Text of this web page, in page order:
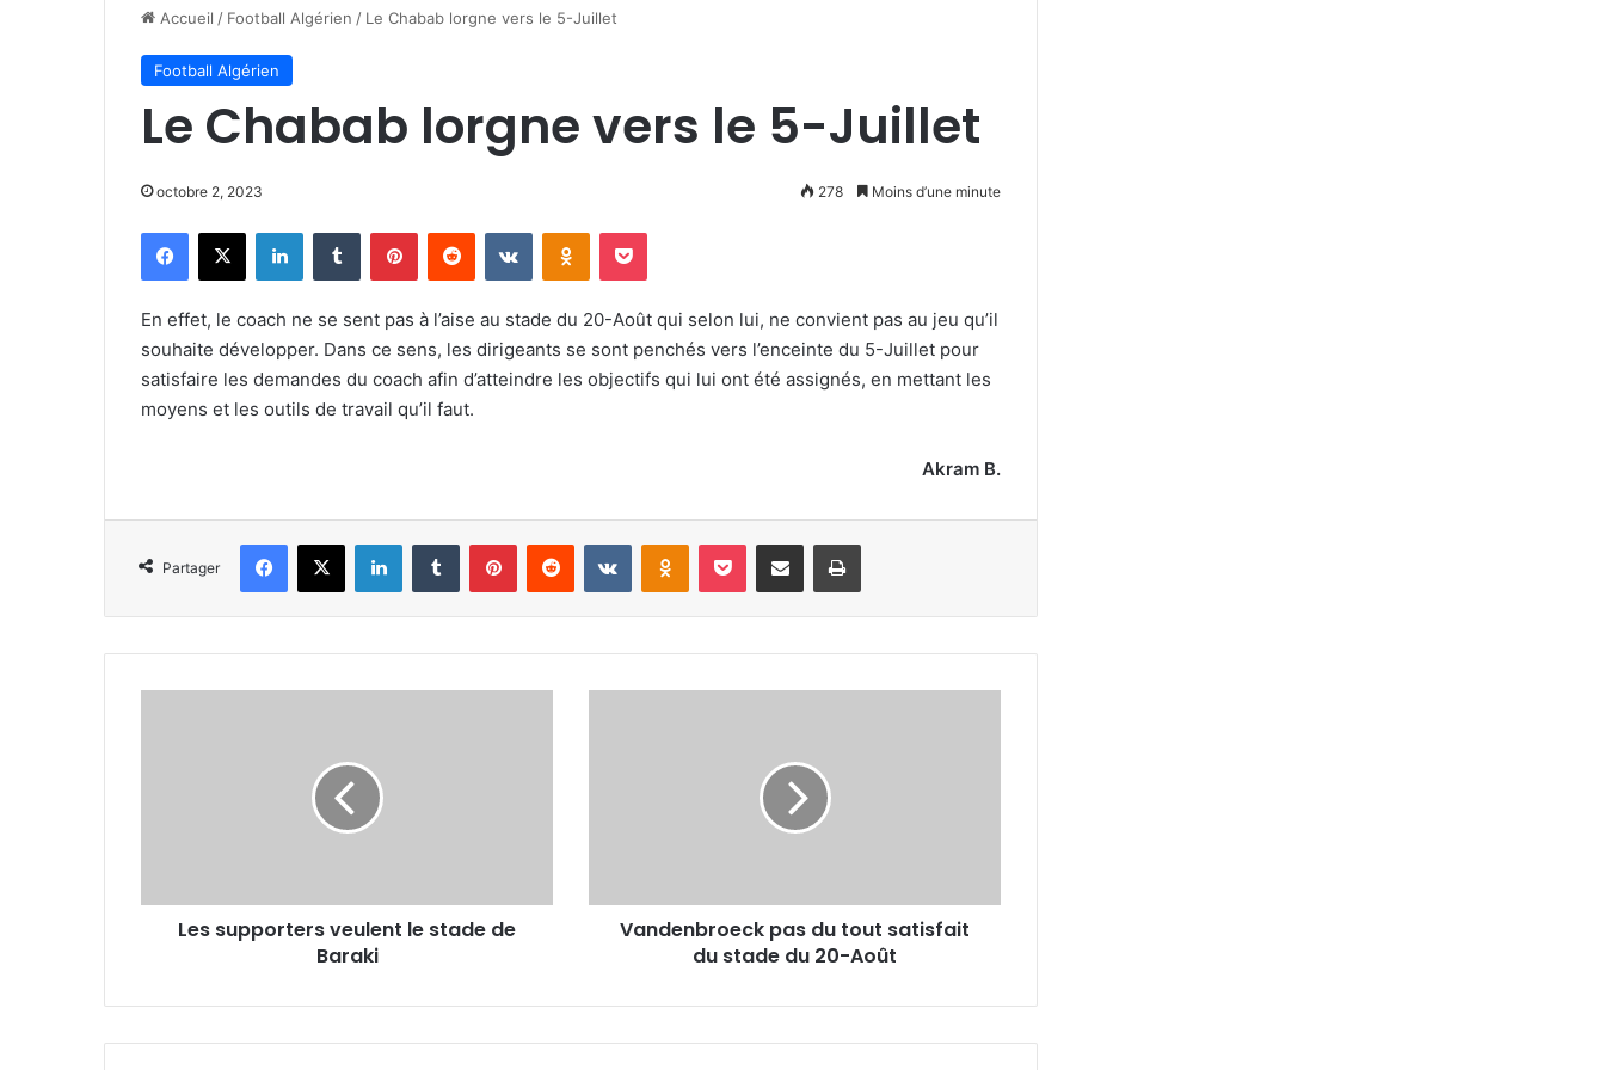
Accueil / Football Algérien / Le Chabab lorgne vers le 5-Juillet
Football Algérien
Le Chabab lorgne vers le 5-Juillet
octobre 2, 2023 278 Moins d’une minute
Facebook
X LinkedinTumblr PinterestReddit VKontakteOdnoklassniki
Pocket
En effet, le coach ne se sent pas à l’aise au stade du 20-Août qui selon lui, ne convient pas au jeu qu’il
souhaite développer. Dans ce sens, les dirigeants se sont penchés vers l’enceinte du 5-Juillet pour
satisfaire les demandes du coach afin d’atteindre les objectifs qui lui ont été assignés, en mettant les
moyens et les outils de travail qu’il faut.
Akram B.
Partager
Facebook
X LinkedinTumblr PinterestReddit VKontakteOdnoklassniki
Pocket Partager par email Imprimer
Les supporters veulent le stade de
Baraki
20-
AoûtVandenbroeck pas du tout satisfait
du stade du 20-Août